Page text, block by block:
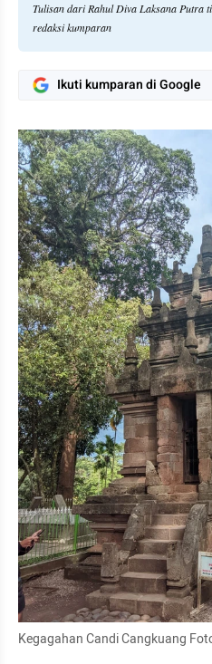
Tulisan dari Rahul Diva Laksana Putra
redaksi kumparan
Ikuti kumparan di Google
Kegagahan Candi Cangkuang